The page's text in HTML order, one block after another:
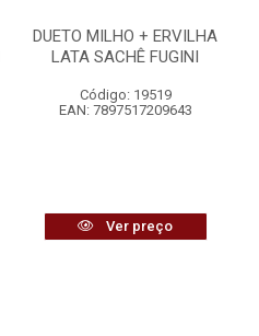
DUETO MILHO + ERVILHA
LATA SACHÊ FUGINI
Código: 19519
EAN: 7897517209643
Ver preço